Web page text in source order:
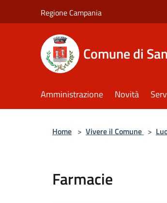
Regione Campania
Comune di
Amministrazione Novità
Home > Vivere il Comune >
Farmacie